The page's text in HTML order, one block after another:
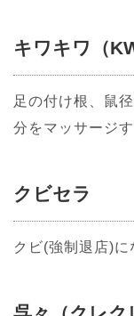
キワキワ（
足の付け根、鼠
分をマッサージ
クビセラ
クビ(強制退店)に